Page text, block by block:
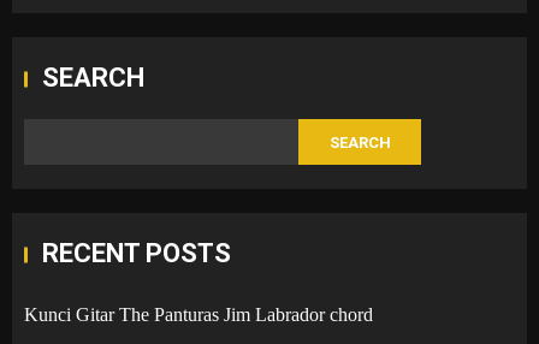
SEARCH
SEARCH
RECENT POSTS
Kunci Gitar The Panturas Jim Labrador chord